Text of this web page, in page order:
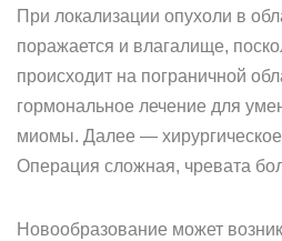
При локализации опухоли в
поражается и влагалище,
происходит на пограничной
гормональное лечение для
миомы. Далее —
Операция сложная, чревата
Новообразование может